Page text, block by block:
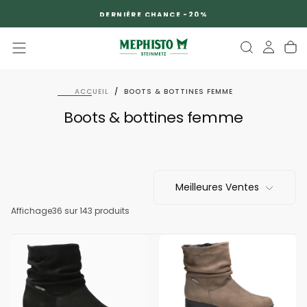
DERNIÈRE CHANCE -20%
ACCUEIL / BOOTS & BOTTINES FEMME
Boots & bottines femme
Meilleures Ventes
Affichage36 sur 143 produits